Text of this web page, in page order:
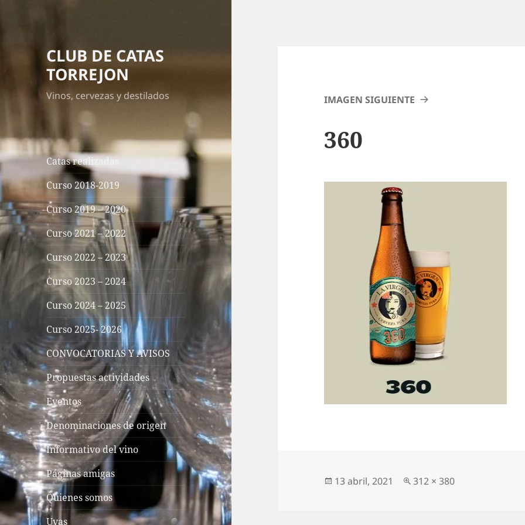
CLUB DE CATAS
TORREJON
Vinos, cervezas y destilados
Catas realizadas
Curso 2018-2019
Curso 2019 – 2020
Curso 2021 – 2022
Curso 2022 – 2023
Curso 2023 – 2024
Curso 2024 – 2025
Curso 2025- 2026
CONVOCATORIAS Y AVISOS
Propuestas actividades
Eventos
Denominaciones de origen
Informativo del vino
Páginas amigas
Quienes somos
Uvas
IMAGEN SIGUIENTE
360
Publicado
13 abril, 2021
Tamaño
312 × 380